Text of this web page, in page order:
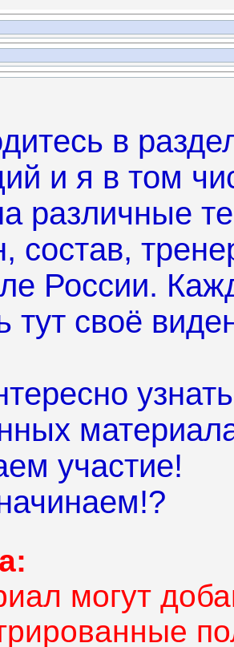
в
и я в том
различные
состав,
России.
тут своё
участие!
могут